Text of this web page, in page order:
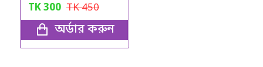
TK300 TK450
অর্ডার করুন